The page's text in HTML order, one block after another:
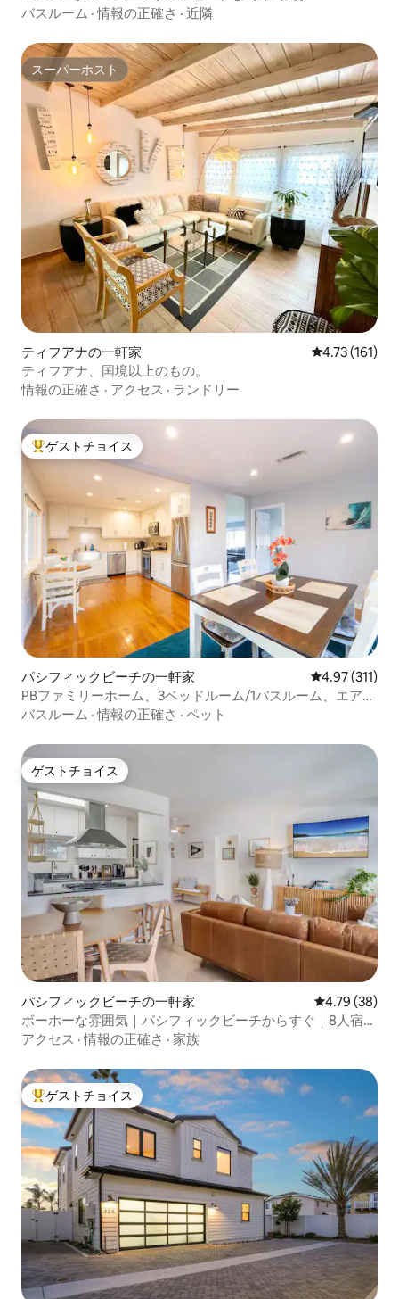
バスルーム ·情報の正確さ · 近隣
スーパーホスト
スーパーホスト
ティフアナの一軒家 レビュー161
4.73 (161)
ティフアナ、国境以上のもの。
情報の正確さ · アクセス · ランドリー
大好評のゲストチョイスです。
ゲストチョイス
パシフィックビーチの一軒家 レビュー311
4.97 (311)
PBファミリーホーム、3ベッドルーム/1バスルーム、エアコ
ン、庭、バーベキュー、駐車場
バスルーム ·情報の正確さ · ペット
ゲストチョイス
ゲストチョイス
パシフィックビーチの一軒家 レビュー38
4.79 (38)
ボーホーな雰囲気｜パシフィックビーチからすぐ｜8人宿泊
可能！
アクセス ·情報の正確さ · 家族
大好評のゲストチョイスです。
ゲストチョイス